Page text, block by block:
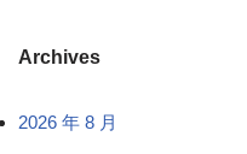
Archives
2026 年 8 月